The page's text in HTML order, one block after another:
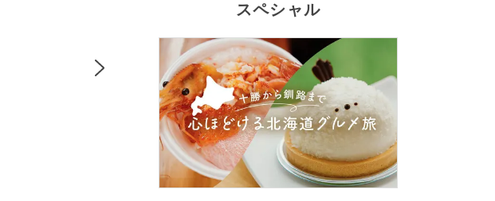
スペシャル